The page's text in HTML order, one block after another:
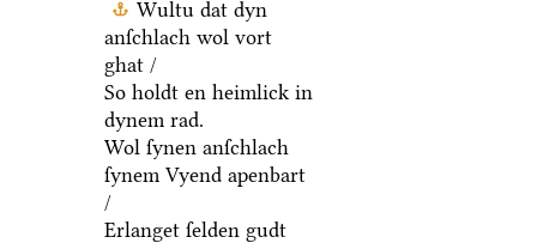
Wultu dat dyn
anſchlach wol vort
ghat /
So holdt en heimlick in
dynem rad.
Wol ſynen anſchlach
ſynem Vyend apenbart
/
Erlanget ſelden gudt